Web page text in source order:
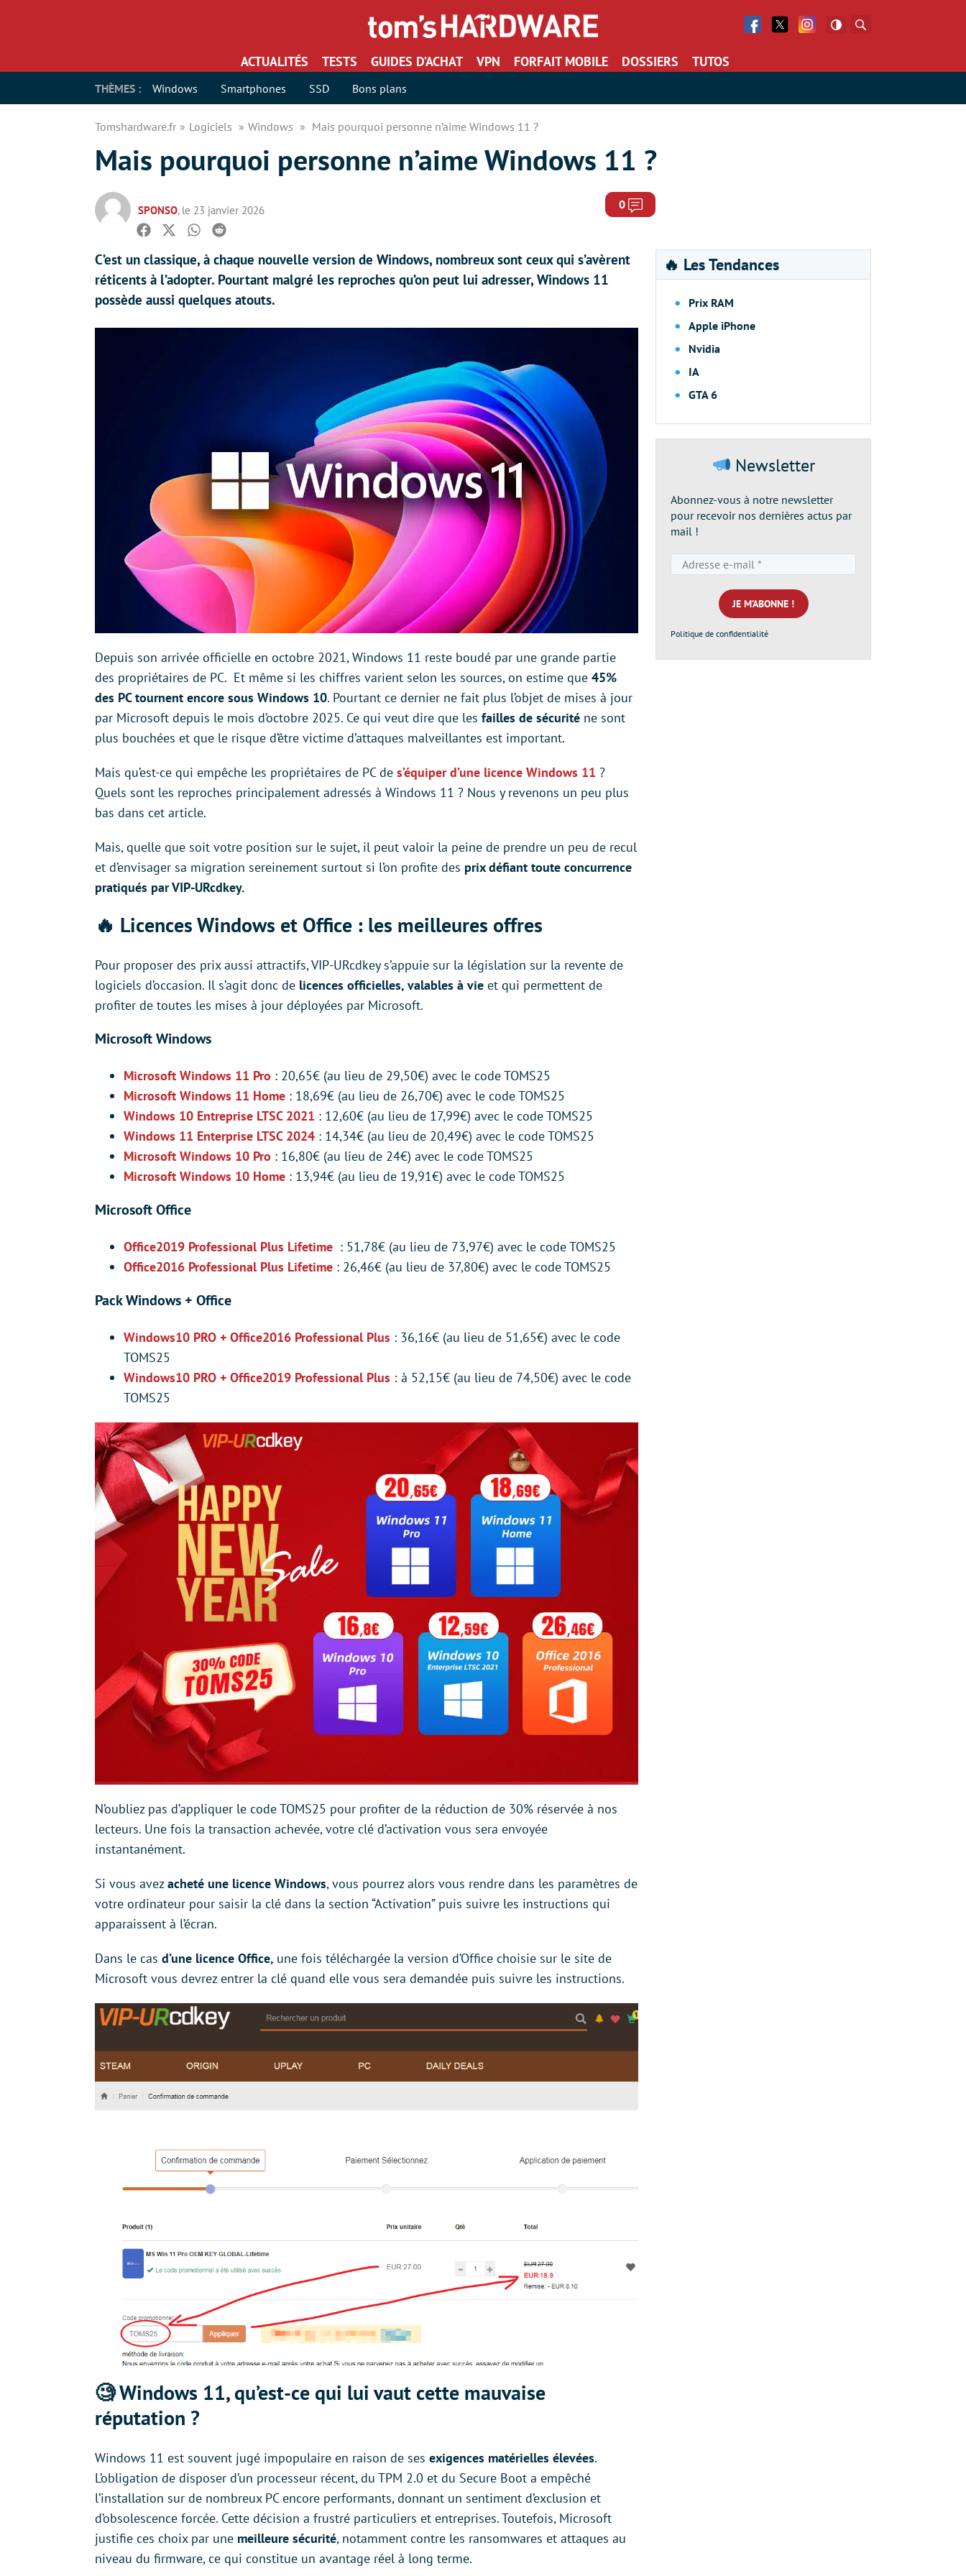
Facebook
Twitter Facebook
ACTUALITÉS TESTS GUIDES D’ACHAT VPN FORFAIT MOBILE DOSSIERS TUTOS
THÈMES : Windows Smartphones SSD Bons plans
Tomshardware.fr Logiciels Windows Mais pourquoi personne n’aime Windows 11 ?
Mais pourquoi personne n’aime Windows 11 ?
SPONSO, le 23 janvier 2026 0 Commentaires
Facebook
TwitterWhatsapp
Reddit
C’est un classique, à chaque nouvelle version de Windows, nombreux sont ceux qui s’avèrent
réticents à l’adopter. Pourtant malgré les reproches qu’on peut lui adresser, Windows 11
possède aussi quelques atouts.
Depuis son arrivée officielle en octobre 2021, Windows 11 reste boudé par une grande partie
des propriétaires de PC. Et même si les chiffres varient selon les sources, on estime que 45%
des PC tournent encore sous Windows 10. Pourtant ce dernier ne fait plus l’objet de mises à jour
par Microsoft depuis le mois d’octobre 2025. Ce qui veut dire que les failles de sécurité ne sont
plus bouchées et que le risque d’être victime d’attaques malveillantes est important.
Mais qu’est-ce qui empêche les propriétaires de PC de s’équiper d’une licence Windows 11 ?
Quels sont les reproches principalement adressés à Windows 11 ? Nous y revenons un peu plus
bas dans cet article.
Mais, quelle que soit votre position sur le sujet, il peut valoir la peine de prendre un peu de recul
et d’envisager sa migration sereinement surtout si l’on profite des prix défiant toute concurrence
pratiqués par VIP-URcdkey.
🔥 Licences Windows et Office : les meilleures offres
Pour proposer des prix aussi attractifs, VIP-URcdkey s’appuie sur la législation sur la revente de
logiciels d’occasion. Il s’agit donc de licences officielles, valables à vie et qui permettent de
profiter de toutes les mises à jour déployées par Microsoft.
Microsoft Windows
Microsoft Windows 11 Pro : 20,65€ (au lieu de 29,50€) avec le code TOMS25
Microsoft Windows 11 Home : 18,69€ (au lieu de 26,70€) avec le code TOMS25
Windows 10 Entreprise LTSC 2021 : 12,60€ (au lieu de 17,99€) avec le code TOMS25
Windows 11 Enterprise LTSC 2024 : 14,34€ (au lieu de 20,49€) avec le code TOMS25
Microsoft Windows 10 Pro : 16,80€ (au lieu de 24€) avec le code TOMS25
Microsoft Windows 10 Home : 13,94€ (au lieu de 19,91€) avec le code TOMS25
Microsoft Office
Office2019 Professional Plus Lifetime : 51,78€ (au lieu de 73,97€) avec le code TOMS25
Office2016 Professional Plus Lifetime : 26,46€ (au lieu de 37,80€) avec le code TOMS25
Pack Windows + Office
Windows10 PRO + Office2016 Professional Plus : 36,16€ (au lieu de 51,65€) avec le code
TOMS25
Windows10 PRO + Office2019 Professional Plus : à 52,15€ (au lieu de 74,50€) avec le code
TOMS25
N’oubliez pas d’appliquer le code TOMS25 pour profiter de la réduction de 30% réservée à nos
lecteurs. Une fois la transaction achevée, votre clé d’activation vous sera envoyée
instantanément.
Si vous avezacheté une licence Windows, vous pourrez alors vous rendre dans les paramètres de
votre ordinateur pour saisir la clé dans la section “Activation” puis suivre les instructions qui
apparaissent à l’écran.
Dans le cas d’une licence Office, une fois téléchargée la version d’Office choisie sur le site de
Microsoft vous devrez entrer la clé quand elle vous sera demandée puis suivre les instructions.
🧐 Windows 11, qu’est-ce qui lui vaut cette mauvaise
réputation ?
Windows 11 est souvent jugé impopulaire en raison de ses exigences matérielles élevées.
L’obligation de disposer d’un processeur récent, du TPM 2.0 et du Secure Boot a empêché
l’installation sur de nombreux PC encore performants, donnant un sentiment d’exclusion et
d’obsolescence forcée. Cette décision a frustré particuliers et entreprises. Toutefois, Microsoft
justifie ces choix par une meilleure sécurité, notamment contre les ransomwares et attaques au
niveau du firmware, ce qui constitue un avantage réel à long terme.
🔥 Les Tendances
Prix RAM
Apple iPhone
Nvidia
IA
GTA 6
Newsletter
Abonnez-vous à notre newsletter
pour recevoir nos dernières actus par
mail !
e-
mail
*
Politique de confidentialité